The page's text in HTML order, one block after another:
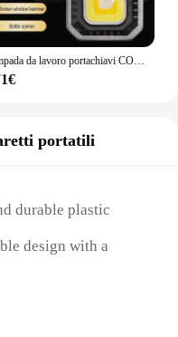
Lampada da lavoro portachiavi COB con display a batteria Luce LED portatile ricaricabile ad alto lume a 8 modalità per campeggio, escursionismo, corsa
portatili
durable plastic
design with a
efficient with a